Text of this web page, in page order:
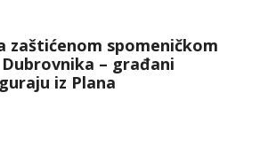
zaštićenom spomeničkom
– građani
iz Plana